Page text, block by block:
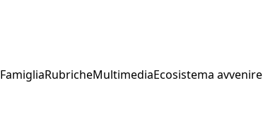
FamigliaRubricheMultimediaEcosistema avvenire